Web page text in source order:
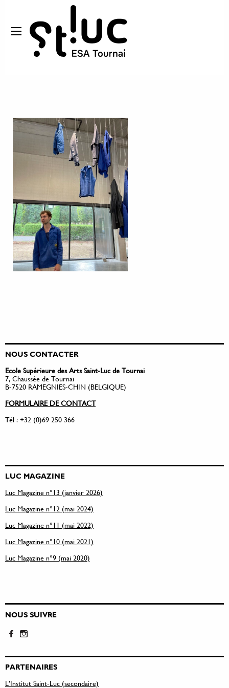
NOUS CONTACTER
Ecole Supérieure des Arts Saint-Luc de Tournai
7, Chaussée de Tournai
B-7520 RAMEGNIES-CHIN (BELGIQUE)
FORMULAIRE DE CONTACT
Tél : +32 (0)69 250 366
LUC MAGAZINE
Luc Magazine n°13 (janvier 2026)
Luc Magazine n°12 (mai 2024)
Luc Magazine n°11 (mai 2022)
Luc Magazine n°10 (mai 2021)
Luc Magazine n°9 (mai 2020)
NOUS SUIVRE
PARTENAIRES
L’Institut Saint-Luc (secondaire)